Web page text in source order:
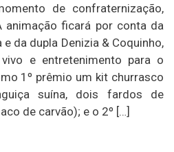
de confraternização,
animação ficará por conta da
da dupla Denizia & Coquinho,
e entretenimento para o
1º prêmio um kit churrasco
suína, dois fardos de
de carvão); e o 2º […]